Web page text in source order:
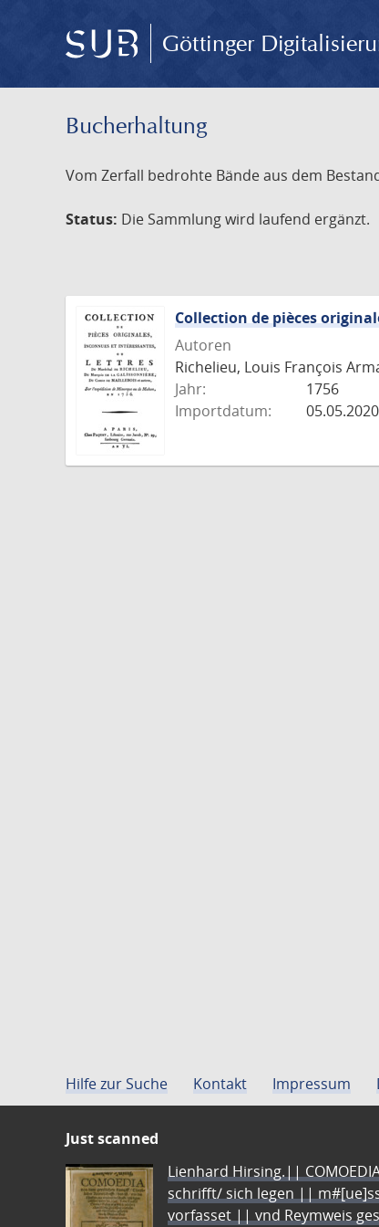
Göttinger
Bucherhaltung
Vom Zerfall bedrohte Bände aus dem
Status: Die Sammlung wird laufend ergänzt.
Collection de pièces
Autoren
Richelieu, Louis François
Jahr:
1756
Importdatum:
05.05.2020
Hilfe zur Suche Kontakt Impressum
Just scanned
Lienhard Hirsing.||
schrifft/ sich legen ||
vorfasset || vnd Reymweis